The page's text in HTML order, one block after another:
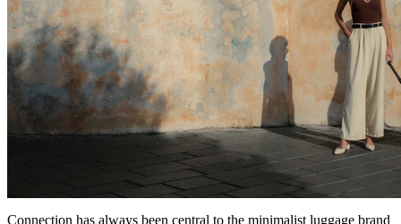
Connection has always been central to the minimalist luggage brand